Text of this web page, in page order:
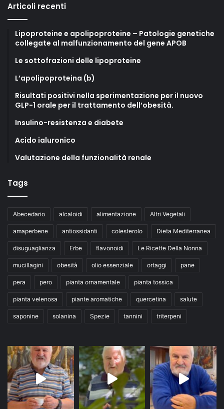
Articoli recenti
Lipoproteine e apolipoproteine – Patologie genetiche
collegate al malfunzionamento del gene APOB
Le sottofrazioni delle lipoproteine
L’apolipoproteina (b)
Risultati positivi nella sperimentazione per il nuovo
GLP-1 orale per il trattamento dell’obesità.
Insulino-resistenza e diabete
Acido ialuronico
Valutazione della funzionalità renale
Tags
Abecedario alcaloidi alimentazione Altri Vegetali
amaperbene antiossidanti colesterolo Dieta Mediterranea
disuguaglianza Erbe flavonoidi Le Ricette Della Nonna
mucillagini obesità olio essenziale ortaggi pane
pera pero pianta ornamentale pianta tossica
pianta velenosa piante aromatiche quercetina salute
saponine solanina Spezie tannini triterpeni